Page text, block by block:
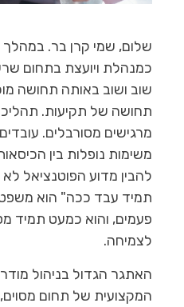
כמנהלת ויועצת בתחום
שוב ושוב באותה תחושה
תחושה של תקיעות.
מרגישים מסורבלים.
משימות נופלות בין
להבין מדוע הפוטנציאל
תמיד עבד ככה" הוא
פעמים, והוא כמעט תמיד
לצמיחה.
האתגר הגדול בניהול
המקצועית של תחום